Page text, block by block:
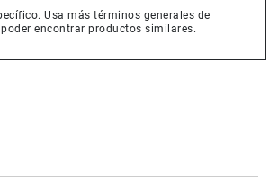
Usa más términos generales de
encontrar productos similares.